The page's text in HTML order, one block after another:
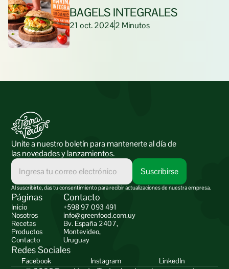
BAGELS INTEGRALES
21 oct. 20242 Minutos
Unite a nuestro boletín para mantenerte al día de
las novedades y lanzamientos.
Al suscribirte, das tu consentimiento para recibir actualizaciones de nuestra empresa.
Páginas
Inicio
Nosotros
Recetas
Productos
Contacto
Contacto
+598 97 093 491
info@greenfood.com.uy
Bv. España 2407,
Montevideo,
Uruguay
Redes Sociales
Facebook Instagram LinkedIn